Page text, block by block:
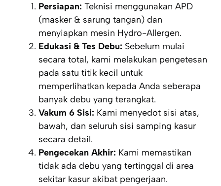
Persiapan: Teknisi menggunakan APD
(masker & sarung tangan) dan
menyiapkan mesin Hydro-Allergen.
Edukasi & Tes Debu: Sebelum mulai
secara total, kami melakukan pengetesan
pada satu titik kecil untuk
memperlihatkan kepada Anda seberapa
banyak debu yang terangkat.
Vakum 6 Sisi: Kami menyedot sisi atas,
bawah, dan seluruh sisi samping kasur
secara detail.
Pengecekan Akhir: Kami memastikan
tidak ada debu yang tertinggal di area
sekitar kasur akibat pengerjaan.